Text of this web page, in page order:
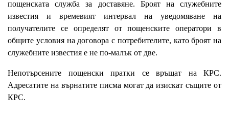
пощенската служба за доставяне. Броят на служебните
известия и времевият интервал на уведомяване на
получателите се определят от пощенските оператори в
общите условия на договора с потребителите, като броят на
служебните известия е не по-малък от две.
Непотърсените пощенски пратки се връщат на КРС.
Адресатите на върнатите писма могат да изискат същите от
КРС.